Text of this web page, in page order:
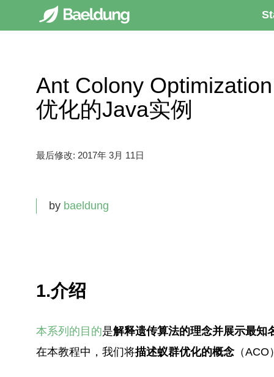
Ant Colony
优化的Java实例
最后修改: 2017年 3月 11日
by baeldung
1.介绍
本系列的目的是解释遗传算法的理念并展示最知
在本教程中，我们将描述蚁群优化的概念（ACO